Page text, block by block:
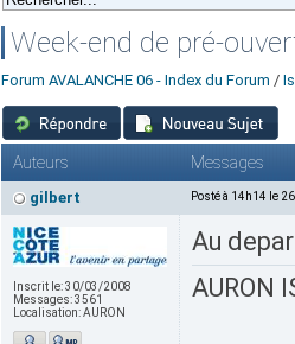
Week-end de pré-
Forum AVALANCHE 06 - Index du Forum /
Auteurs Messages
gilbert Posté à 14h14 le
Inscrit le:30/03/2008
Messages:3561
Localisation:AURON
Au
AURON